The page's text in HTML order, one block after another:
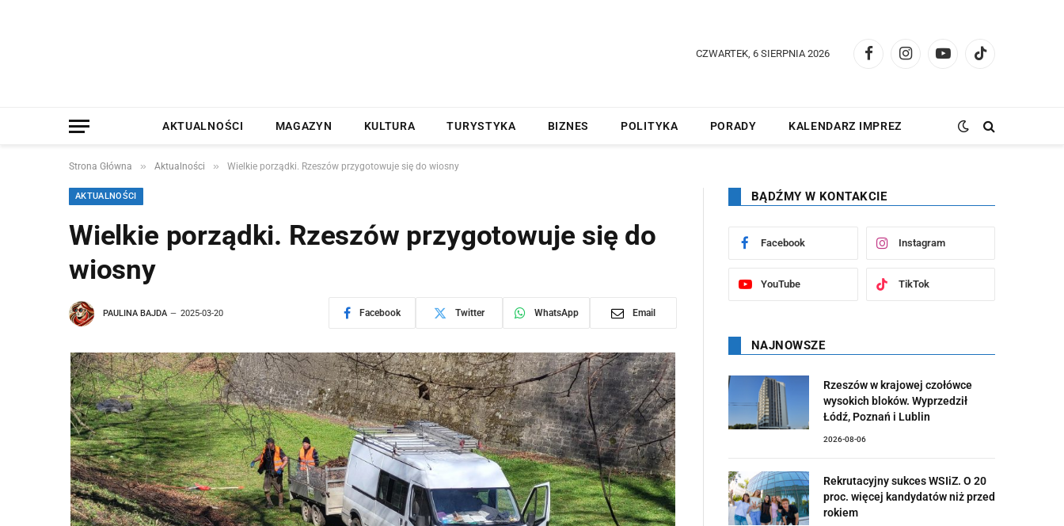
CZWARTEK, 6 SIERPNIA 2026
FacebookInstagramYouTubeTikTok
AKTUALNOŚCI MAGAZYN KULTURA TURYSTYKA BIZNES POLITYKA PORADY KALENDARZ IMPREZ
Strona Główna » Aktualności » Wielkie porządki. Rzeszów przygotowuje się do wiosny
AKTUALNOŚCI
Wielkie porządki. Rzeszów przygotowuje się do
wiosny
PAULINA BAJDA 2025-03-20 Facebook Twitter WhatsApp Email
BĄDŹMY W KONTAKCIE
Facebook Instagram
YouTube TikTok
NAJNOWSZE
Rzeszów w krajowej czołówce
wysokich bloków. Wyprzedził
Łódź, Poznań i Lublin
2026-08-06
Rekrutacyjny sukces WSIiZ. O 20
proc. więcej kandydatów niż przed
rokiem